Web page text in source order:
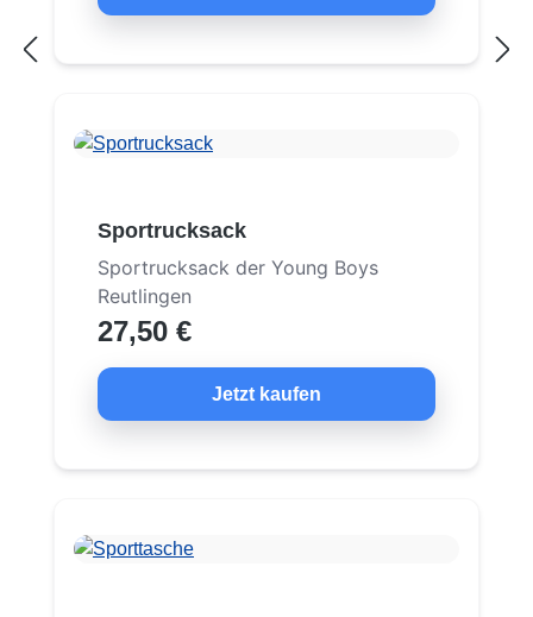
Sportrucksack
Sportrucksack der Young Boys
Reutlingen
27,50 €
Jetzt kaufen